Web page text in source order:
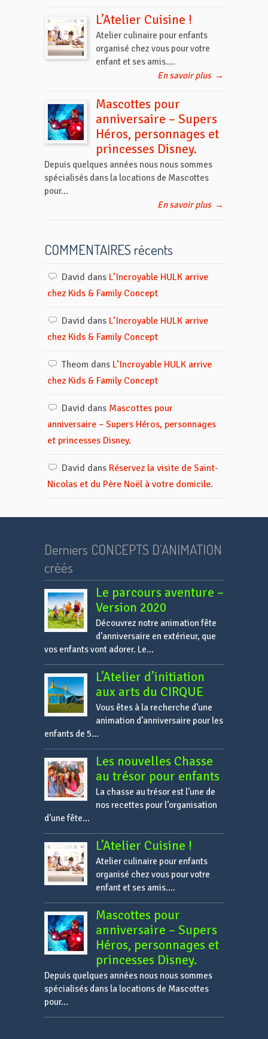
L’Atelier Cuisine !
Atelier culinaire pour enfants
organisé chez vous pour votre
enfant et ses amis....
En savoir plus →
Mascottes pour
anniversaire – Supers
Héros, personnages et
princesses Disney.
Depuis quelques années nous nous sommes
spécialisés dans la locations de Mascottes
pour...
En savoir plus →
COMMENTAIRES récents
David dans L’Incroyable HULK arrive
chez Kids & Family Concept
David dans L’Incroyable HULK arrive
chez Kids & Family Concept
Theom dans L’Incroyable HULK arrive
chez Kids & Family Concept
David dans Mascottes pour
anniversaire – Supers Héros, personnages
et princesses Disney.
David dans Réservez la visite de Saint-
Nicolas et du Père Noël à votre domicile.
Derniers CONCEPTS D’ANIMATION
créés
Le parcours aventure –
Version 2020
Découvrez notre animation fête
d’anniversaire en extérieur, que
vos enfants vont adorer. Le...
L’Atelier d’initiation
aux arts du CIRQUE
Vous êtes à la recherche d’une
animation d’anniversaire pour les
enfants de 5...
Les nouvelles Chasse
au trésor pour enfants
La chasse au trésor est l’une de
nos recettes pour l’organisation
d’une fête...
L’Atelier Cuisine !
Atelier culinaire pour enfants
organisé chez vous pour votre
enfant et ses amis....
Mascottes pour
anniversaire – Supers
Héros, personnages et
princesses Disney.
Depuis quelques années nous nous sommes
spécialisés dans la locations de Mascottes
pour...